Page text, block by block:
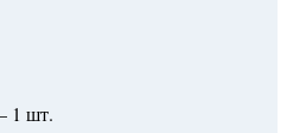
1 шт.